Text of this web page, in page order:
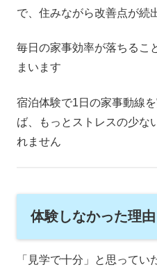
で、住みながら改善点が続
毎日の家事効率が落ちるこ
まいます
宿泊体験で1日の家事動線
ば、もっとストレスの少な
れません
体験しなかった理
「見学で十分」と思って